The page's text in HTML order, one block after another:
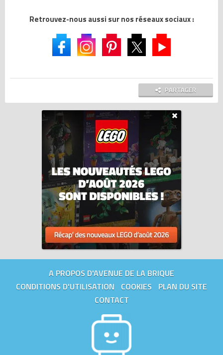
Retrouvez-nous aussi sur nos réseaux sociaux :
PARTAGER
A PROPOS D'AVENUE DE LA BRIQUE
CONDITIONS D'UTILISATION
COOKIES
PLAN DU SITE
CONTACT